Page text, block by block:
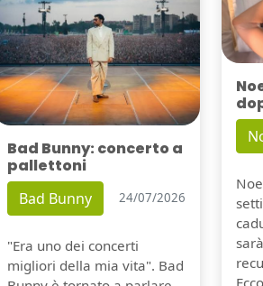
Bad Bunny: concerto a
pallettoni
Bad Bunny 24/07/2026
"Era uno dei concerti
migliori della mia vita". Bad